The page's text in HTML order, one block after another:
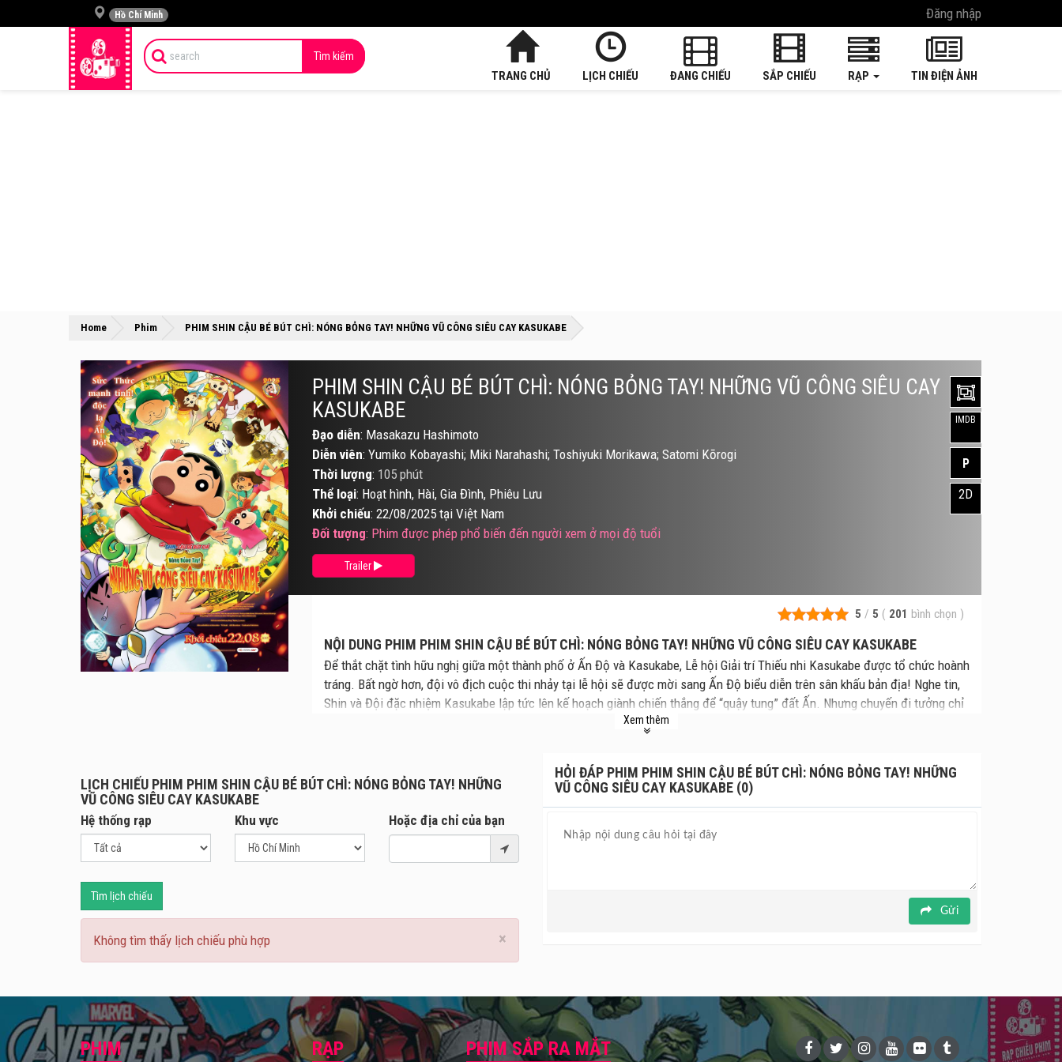
Hồ Chí Minh Đăng nhập
Tìm kiếm
TRANG CHỦ LỊCH CHIẾU ĐANG CHIẾU SẮP CHIẾU RẠP TIN ĐIỆN ẢNH
Home »
Phim »
PHIM SHIN CẬU BÉ BÚT CHÌ: NÓNG BỎNG TAY! NHỮNG VŨ CÔNG SIÊU CAY KASUKABE
5 / 5 ( 201 bình chọn )
NỘI DUNG PHIM PHIM SHIN CẬU BÉ BÚT CHÌ: NÓNG BỎNG TAY! NHỮNG VŨ CÔNG SIÊU CAY KASUKABE
Để thắt chặt tình hữu nghị giữa một thành phố ở Ấn Độ và Kasukabe, Lễ hội Giải trí Thiếu nhi Kasukabe được tổ chức hoành
tráng. Bất ngờ hơn, đội vô địch cuộc thi nhảy tại lễ hội sẽ được mời sang Ấn Độ biểu diễn trên sân khấu bản địa! Nghe tin,
Shin và Đội đặc nhiệm Kasukabe lập tức lên kế hoạch giành chiến thắng để “quậy tung” đất Ấn. Nhưng chuyến đi tưởng chỉ
đầy ắp tiếng cười và điệu nhảy lại bất ngờ rẽ hướng khi Shin và Bo lạc vào một tiệm tạp hóa kỳ bí. Tại đây, họ phát hiện một
vô tình nhét một mảnh giấy lạ từ balo vào... mũi mình, đánh thức một thế lực tà ác. Bo biến thành “Bạo Chúa Bo” – phiên
bản siêu nghịch ngợm, hung hãn với sức mạnh có thể làm rung chuyển cả thế giới. Liệu Shin và các bạn có kịp ngăn chặn Bo
trước khi cậu gây ra đại họa cho Ấn Độ và toàn cầu?
Xem thêm
PHIM SHIN CẬU BÉ BÚT CHÌ: NÓNG BỎNG TAY! NHỮNG VŨ CÔNG SIÊU CAY
KASUKABE
Đạo diễn: Masakazu Hashimoto
Diễn viên: Yumiko Kobayashi; Miki Narahashi; Toshiyuki Morikawa; Satomi Kōrogi
Thời lượng: 105 phút
Thể loại: Hoạt hình, Hài, Gia Đình, Phiêu Lưu
Khởi chiếu: 22/08/2025 tại Việt Nam
Đối tượng: Phim được phép phổ biến đến người xem ở mọi độ tuổi
Trailer
IMDB
P
2D
LỊCH CHIẾU PHIM PHIM SHIN CẬU BÉ BÚT CHÌ: NÓNG BỎNG TAY! NHỮNG
VŨ CÔNG SIÊU CAY KASUKABE
Hệ thống rạp Khu vực Hoặc địa chỉ của bạn
Tìm lịch chiếu
×
Không tìm thấy lịch chiếu phù hợp
HỎI ĐÁP PHIM PHIM SHIN CẬU BÉ BÚT CHÌ: NÓNG BỎNG TAY! NHỮNG
VŨ CÔNG SIÊU CAY KASUKABE (0)
Gửi
PHIM RẠP PHIM SẮP RA MẮT